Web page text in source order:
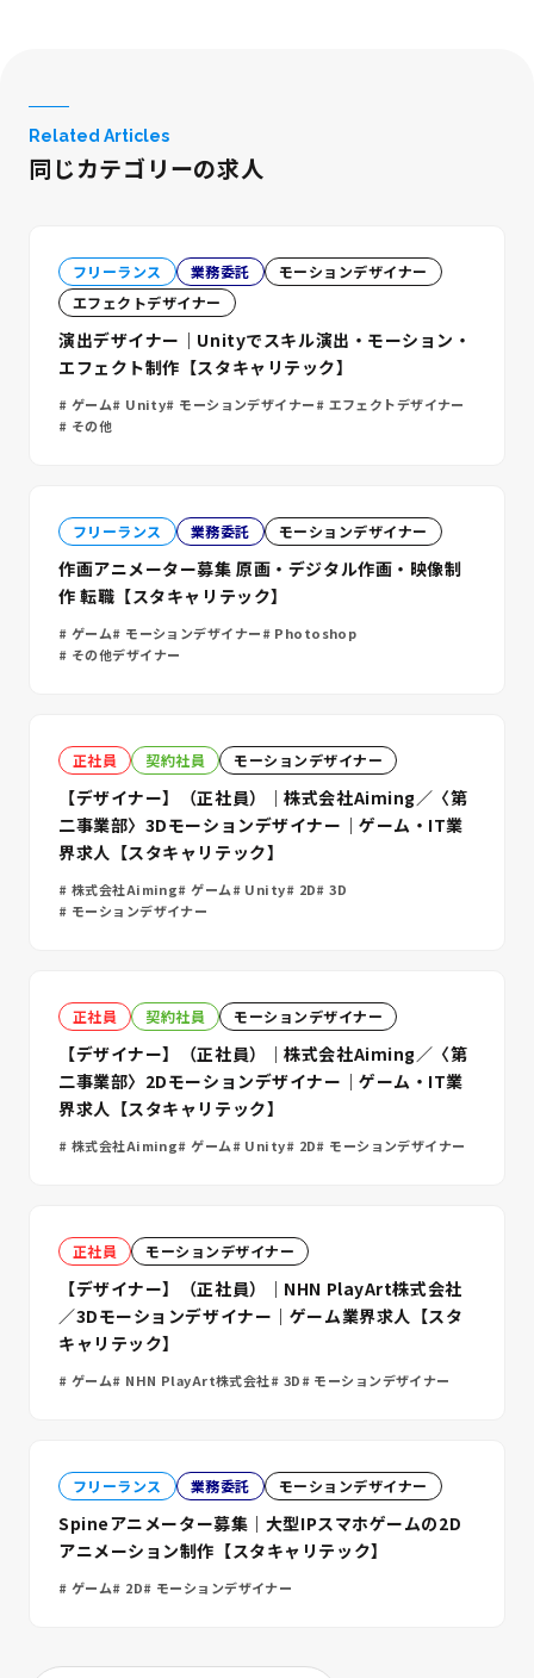
Related Articles
同じカテゴリーの求人
フリーランス 業務委託
モーションデザイナー
エフェクトデザイナー
演出デザイナー｜Unityでスキル演出・モーション・
エフェクト制作【スタキャリテック】
ゲーム Unity モーションデザイナー
エフェクトデザイナー
その他
フリーランス 業務委託 モーションデザイナー
作画アニメーター募集 原画・デジタル作画・映像制
作 転職【スタキャリテック】
ゲーム モーションデザイナー Photoshop
その他デザイナー
正社員 契約社員 モーションデザイナー
【デザイナー】（正社員）｜株式会社Aiming／〈第
二事業部〉3Dモーションデザイナー｜ゲーム・IT業
界求人【スタキャリテック】
株式会社Aiming ゲーム Unity 2D
3D
モーションデザイナー
正社員 契約社員 モーションデザイナー
【デザイナー】（正社員）｜株式会社Aiming／〈第
二事業部〉2Dモーションデザイナー｜ゲーム・IT業
界求人【スタキャリテック】
株式会社Aiming ゲーム Unity 2D モーションデザイナー
正社員 モーションデザイナー
【デザイナー】（正社員）｜NHN PlayArt株式会社
／3Dモーションデザイナー｜ゲーム業界求人【スタ
キャリテック】
ゲーム NHN PlayArt株式会社 3D モーションデザイナー
フリーランス 業務委託 モーションデザイナー
Spineアニメーター募集｜大型IPスマホゲームの2D
アニメーション制作【スタキャリテック】
ゲーム 2D モーションデザイナー